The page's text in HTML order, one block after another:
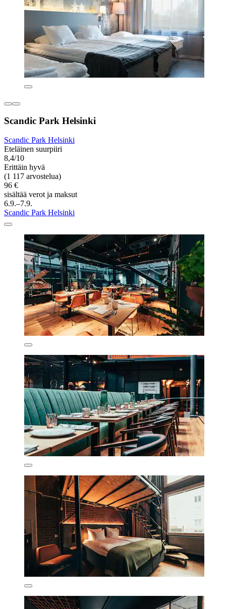
Scandic Park Helsinki
Scandic Park Helsinki
Eteläinen suurpiiri
8,4/10
Erittäin hyvä
(1 117 arvostelua)
96 €
sisältää verot ja maksut
6.9.–7.9.
Scandic Park Helsinki